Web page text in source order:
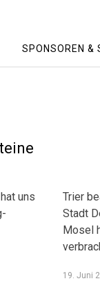
SPONSOREN &
uns
Trier
Stadt
Mosel
19. Juni